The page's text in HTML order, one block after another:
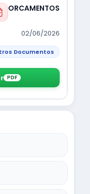
ORCAMENTOS
02/06/2026
Documentos
PDF